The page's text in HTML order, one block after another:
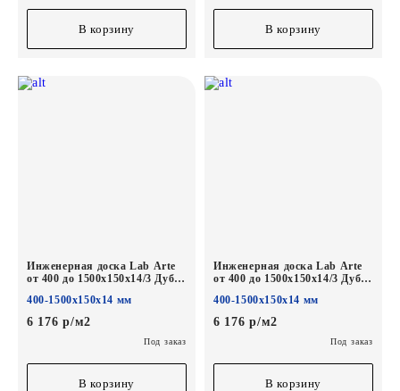
В корзину В корзину
Инженерная доска Lab Arte
от 400 до 1500х150х14/3 Дуб
400-1500х150х14 мм
6 176 р/м2
Под заказ
В корзину
Инженерная доска Lab Arte
от 400 до 1500х150х14/3 Дуб
400-1500х150х14 мм
6 176 р/м2
Под заказ
В корзину